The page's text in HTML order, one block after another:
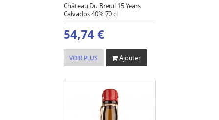
Château Du Breuil 15 Years
Calvados 40% 70 cl
54,74 €
VOIR PLUS Ajouter